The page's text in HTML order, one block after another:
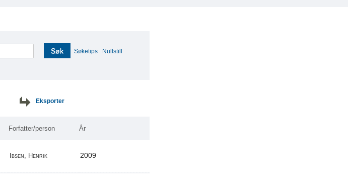
Søk Søketips Nullstill
Eksporter
Forfatter/person År
Ibsen, Henrik 2009